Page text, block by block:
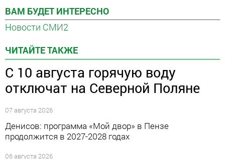
ВАМ БУДЕТ ИНТЕРЕСНО
Новости СМИ2
ЧИТАЙТЕ ТАКЖЕ
С 10 августа горячую воду
отключат на Северной Поляне
07 августа 2026
Денисов: программа «Мой двор» в Пензе
продолжится в 2027-2028 годах
06 августа 2026